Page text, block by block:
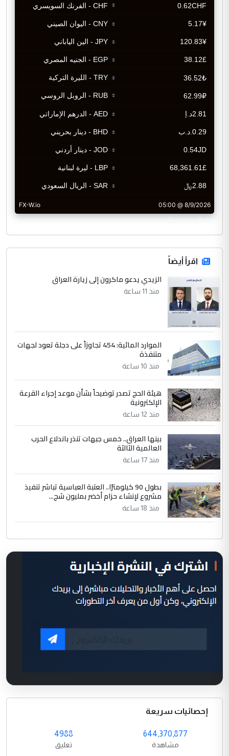
CurrencyRate
اقرأ أيضاً
الزيدي يدعو ماكرون إلى زيارة العراق
منذ 11 ساعة
الموارد المائية: 454 تجاوزاً على دجلة تعود لجهات
متنفذة
منذ 10 ساعة
هيئة الحج تصدر توضيحاً بشأن موعد إجراء القرعة
الإلكترونية
منذ 12 ساعة
بينها العراق.. خمس جبهات تنذر باندلاع الحرب
العالمية الثالثة
منذ 17 ساعة
بطول 90 كيلومترًا.. العتبة العباسية تباشر تنفيذ
مشروع لإنشاء حزام أخضر بمليون شج...
منذ 18 ساعة
إحصائيات سريعة
644,370,877
مشاهدة
4988
تعليق